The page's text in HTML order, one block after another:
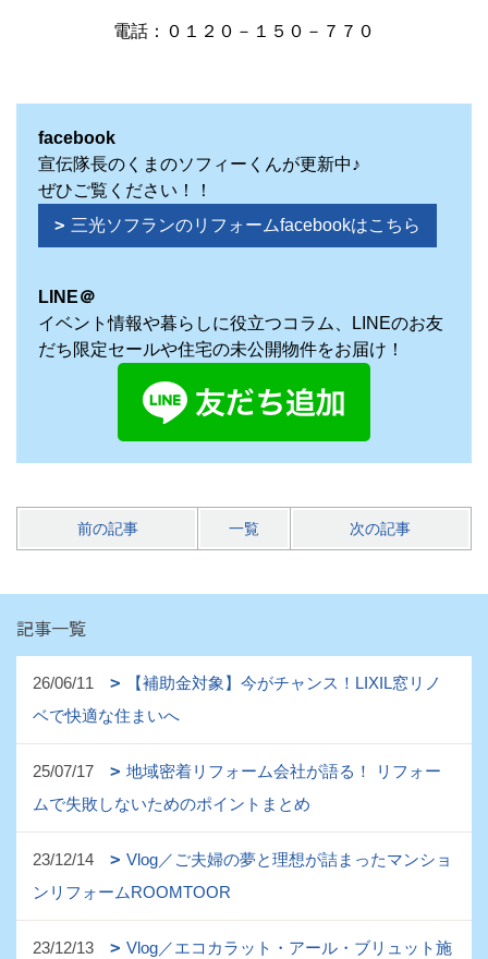
電話：０１２０－１５０－７７０
facebook
宣伝隊長のくまのソフィーくんが更新中♪
ぜひご覧ください！！
三光ソフランのリフォームfacebookはこちら
LINE＠
イベント情報や暮らしに役立つコラム、LINEのお友
だち限定セールや住宅の未公開物件をお届け！
前の記事 一覧 次の記事
記事一覧
26/06/11
【補助金対象】今がチャンス！LIXIL窓リノ
ベで快適な住まいへ
25/07/17
地域密着リフォーム会社が語る！ リフォー
ムで失敗しないためのポイントまとめ
23/12/14
Vlog／ご夫婦の夢と理想が詰まったマンショ
ンリフォームROOMTOOR
23/12/13
Vlog／エコカラット・アール・ブリュット施